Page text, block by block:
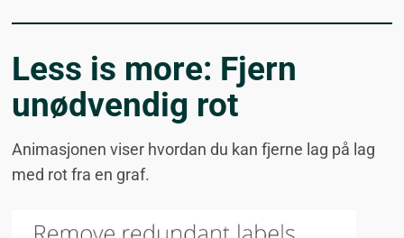
Less is more: Fjern
unødvendig rot
Animasjonen viser hvordan du kan fjerne lag på lag
med rot fra en graf.